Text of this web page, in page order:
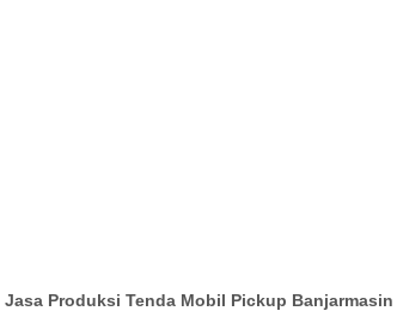
Jasa Produksi Tenda Mobil Pickup Banjarmasin